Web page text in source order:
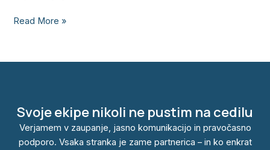
look
flower”
Read More »
Svoje ekipe nikoli ne pustim na cedilu
Verjamem v zaupanje, jasno komunikacijo in pravočasno
podporo. Vsaka stranka je zame partnerica – in ko enkrat